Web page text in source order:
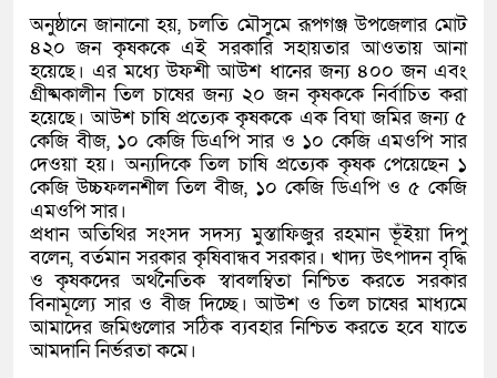
অনুষ্ঠানে জানানো হয়, চলতি মৌসুমে রূপগঞ্জ উপজেলার মোট
৪২০ জন কৃষককে এই সরকারি সহায়তার আওতায় আনা
হয়েছে। এর মধ্যে উফশী আউশ ধানের জন্য ৪০০ জন এবং
গ্রীষ্মকালীন তিল চাষের জন্য ২০ জন কৃষককে নির্বাচিত করা
হয়েছে। আউশ চাষি প্রত্যেক কৃষককে এক বিঘা জমির জন্য ৫
কেজি বীজ, ১০ কেজি ডিএপি সার ও ১০ কেজি এমওপি সার
দেওয়া হয়। অন্যদিকে তিল চাষি প্রত্যেক কৃষক পেয়েছেন ১
কেজি উচ্চফলনশীল তিল বীজ, ১০ কেজি ডিএপি ও ৫ কেজি
এমওপি সার।
প্রধান অতিথির সংসদ সদস্য মুস্তাফিজুর রহমান ভূঁইয়া দিপু
বলেন, বর্তমান সরকার কৃষিবান্ধব সরকার। খাদ্য উৎপাদন বৃদ্ধি
ও কৃষকদের অর্থনৈতিক স্বাবলম্বিতা নিশ্চিত করতে সরকার
বিনামূল্যে সার ও বীজ দিচ্ছে। আউশ ও তিল চাষের মাধ্যমে
আমাদের জমিগুলোর সঠিক ব্যবহার নিশ্চিত করতে হবে যাতে
আমদানি নির্ভরতা কমে।